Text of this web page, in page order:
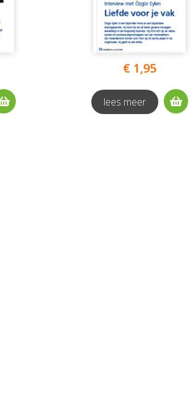
€ 1,95
lees meer